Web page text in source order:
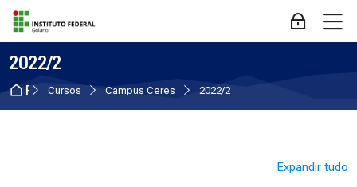
Skip to navigation
Skip to login form
Ir para o conteúdo principal
Skip to accessibility options
Skip to footer
Skip accessibility options
Acessar
2022/2
Página inicial
Cursos Campus Ceres 2022/2
Expandir tudo